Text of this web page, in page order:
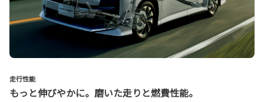
走行性能
もっと伸びやかに。磨いた走りと燃費性能。